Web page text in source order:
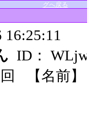
グへ戻る
16:25:11
ID：
回 【名前